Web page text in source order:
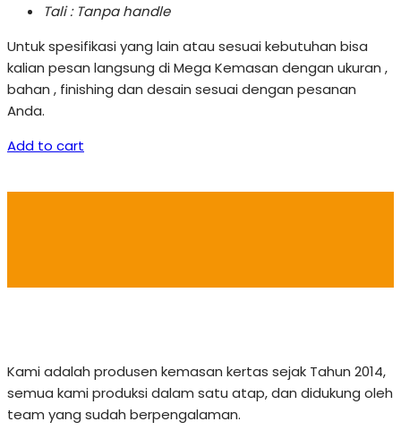
Tali : Tanpa handle
Untuk spesifikasi yang lain atau sesuai kebutuhan bisa
kalian pesan langsung di Mega Kemasan dengan ukuran ,
bahan , finishing dan desain sesuai dengan pesanan
Anda.
Add to cart
Kami adalah produsen kemasan kertas sejak Tahun 2014,
semua kami produksi dalam satu atap, dan didukung oleh
team yang sudah berpengalaman.